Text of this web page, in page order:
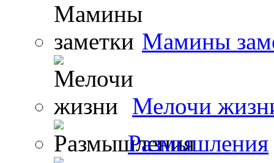
Мамины
Мелочи
Размышления